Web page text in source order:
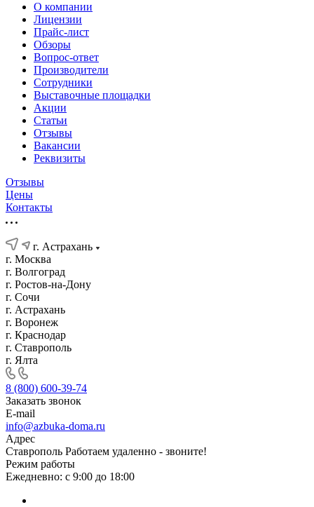
О компании
Лицензии
Прайс-лист
Обзоры
Вопрос-ответ
Производители
Сотрудники
Выставочные площадки
Акции
Статьи
Отзывы
Вакансии
Реквизиты
Отзывы
Цены
Контакты
г. Астрахань
г. Москва
г. Волгоград
г. Ростов-на-Дону
г. Сочи
г. Астрахань
г. Воронеж
г. Краснодар
г. Ставрополь
г. Ялта
8 (800) 600-39-74
Заказать звонок
E-mail
info@azbuka-doma.ru
Адрес
Ставрополь Работаем удаленно - звоните!
Режим работы
Ежедневно: с 9:00 до 18:00